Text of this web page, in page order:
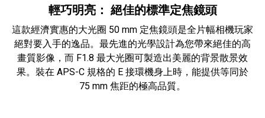
輕巧明亮： 絕佳的標準定焦鏡頭
這款經濟實惠的大光圈 50 mm 定焦鏡頭是全片幅相機玩家
絕對要入手的逸品。最先進的光學設計為您帶來絕佳的高
畫質影像，而 F1.8 最大光圈可製造出美麗的背景散景效
果。裝在 APS-C 規格的 E 接環機身上時，能提供等同於
75 mm 焦距的極高品質。